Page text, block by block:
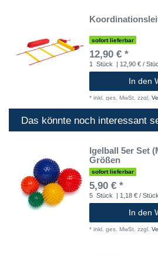
sofort lieferbar
12,90 € *
1 Stück | 12,90 € /
In den
* inkl. ges. MwSt. zzgl.
Das könnte noch interessant
Igelball 5er Set
Größen
sofort lieferbar
5,90 € *
5 Stück | 1,18 € / Stück
In den
* inkl. ges. MwSt. zzgl.